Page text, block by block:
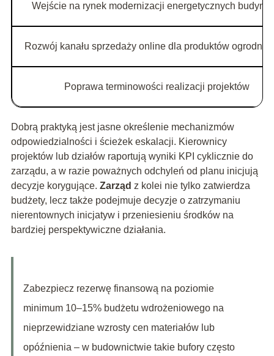
Wejście na rynek modernizacji energetycznych
Rozwój kanału sprzedaży online dla produktów
Poprawa terminowości realizacji projektów
Dobrą praktyką jest jasne określenie mechanizmów
odpowiedzialności i ścieżek eskalacji. Kierownicy
projektów lub działów raportują wyniki KPI cyklicznie do
zarządu, a w razie poważnych odchyleń od planu inicjują
decyzje korygujące. Zarząd z kolei nie tylko zatwierdza
budżety, lecz także podejmuje decyzje o zatrzymaniu
nierentownych inicjatyw i przeniesieniu środków na
bardziej perspektywiczne działania.
Zabezpiecz rezerwę finansową na poziomie
minimum 10–15% budżetu wdrożeniowego na
nieprzewidziane wzrosty cen materiałów lub
opóźnienia – w budownictwie takie bufory często